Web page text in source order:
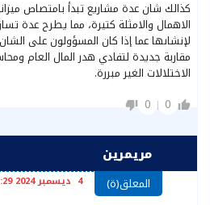
كذالك شان عدة مشاريع تبدأ بامتصاص
الاهمال والامثلة كتيرة، مما يطرح عدة
لإنشاىها عما إذا كان المسؤولون على
مقاربة جديدة لتفادي هدر المال العام
الاختلالات الغير مبررة.
0
0
مريمرين
المعلق(ة) 4 ديسمبر 2024 11:29